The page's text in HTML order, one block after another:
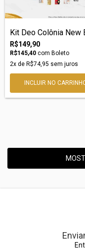
R$149,90
R$145,40 com Boleto
2x de R$74,95 sem juros